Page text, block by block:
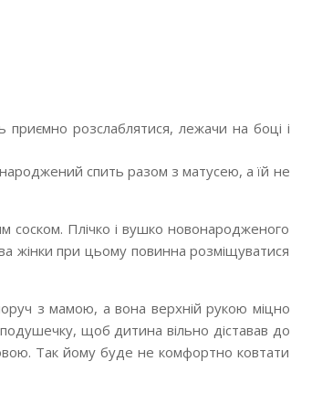
розслаблятися, лежачи на боці і
спить разом з матусею, а їй не
соском. Плічко і вушко новонародженого
жінки при цьому повинна розміщуватися
з мамою, а вона верхній рукою міцно
щоб дитина вільно діставав до
Так йому буде не комфортно ковтати